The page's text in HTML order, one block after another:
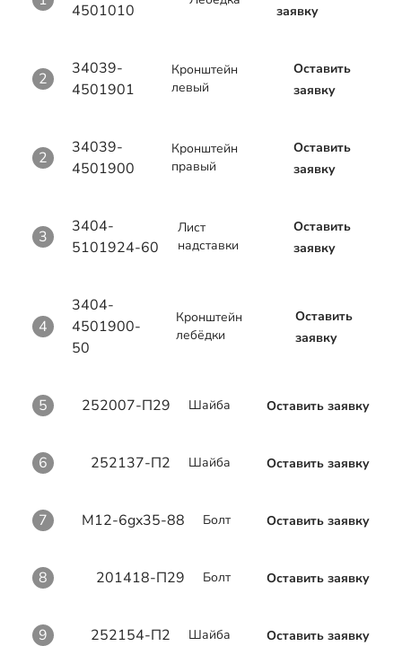
4501010
заявку
2
34039-
4501901
Кронштейн
левый
Оставить
заявку
2
34039-
4501900
Кронштейн
правый
Оставить
заявку
3
3404-
5101924-60
Лист
надставки
Оставить
заявку
4
3404-
4501900-
50
Кронштейн
лебёдки
Оставить
заявку
5 252007-П29 Шайба Оставить заявку
6 252137-П2 Шайба Оставить заявку
7 М12-6gx35-88 Болт Оставить заявку
8 201418-П29 Болт Оставить заявку
9 252154-П2 Шайба Оставить заявку